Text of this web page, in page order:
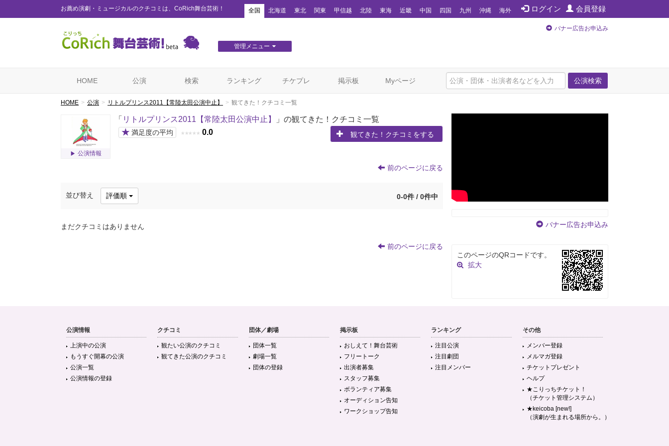
お薦め演劇・ミュージカルのクチコミは、CoRich舞台芸術！ ログイン 会員登録
全国 北海道 東北 関東 甲信越 北陸 東海 近畿 中国 四国 九州 沖縄 海外
管理メニュー
バナー広告お申込み
公演検索
HOME 公演 検索 ランキング チケプレ 掲示板 Myページ
HOME 公演 リトルプリンス2011【常陸太田公演中止】 観てきた！クチコミ一覧
公演情報
「 リトルプリンス2011【常陸太田公演中止】
」の観てきた！クチコミ一覧
★ 満足度の平均 ★ ★ ★ ★ ★ 0.0 観てきた！クチコミをする
前のページに戻る
並び替え 評価順 0-0件 / 0件中
まだクチコミはありません
前のページに戻る
バナー広告お申込み
このページのQRコードです。
拡大
公演情報
上演中の公演
もうすぐ開幕の公演
公演一覧
公演情報の登録
クチコミ
観たい公演のクチコミ
観てきた公演のクチコミ
団体／劇場
団体一覧
劇場一覧
団体の登録
掲示板
おしえて！舞台芸術
フリートーク
出演者募集
スタッフ募集
ボランティア募集
オーディション告知
ワークショップ告知
ランキング
注目公演
注目劇団
注目メンバー
その他
メンバー登録
メルマガ登録
チケットプレゼント
ヘルプ
★こりっちチケット！
（チケット管理システム）
★keicoba [new!]
（演劇が生まれる場所から。）